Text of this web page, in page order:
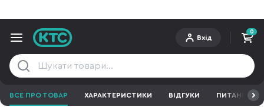
Вхід
0
ВСЕ ПРО ТОВАР ХАРАКТЕРИСТИКИ ВІДГУКИ ПИТАННЯ ТА